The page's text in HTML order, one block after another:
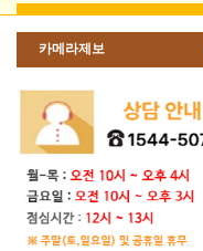
카메라제보